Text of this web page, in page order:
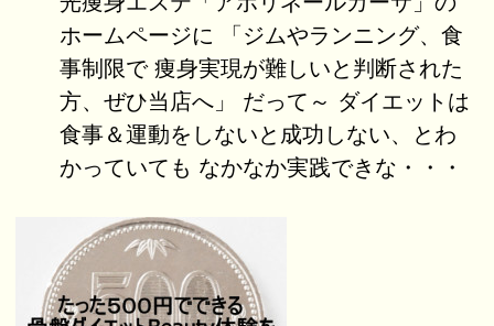
ホームページに 「ジムやランニング、食
事制限で 痩身実現が難しいと判断された
方、ぜひ当店へ」 だって～ ダイエットは
食事＆運動をしないと成功しない、とわ
かっていても なかなか実践できな・・・